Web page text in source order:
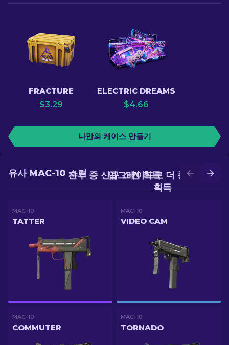
FRACTURE
$3.29
ELECTRIC DREAMS
$4.66
나만의 케이스 만들기
업그레이드로 더 좋은 스킨
획득
전투 중 신규 스킨 획득
유사 MAC-10 스킨
MAC-10
TATTER
MAC-10
VIDEO CAM
MAC-10
COMMUTER
MAC-10
TORNADO